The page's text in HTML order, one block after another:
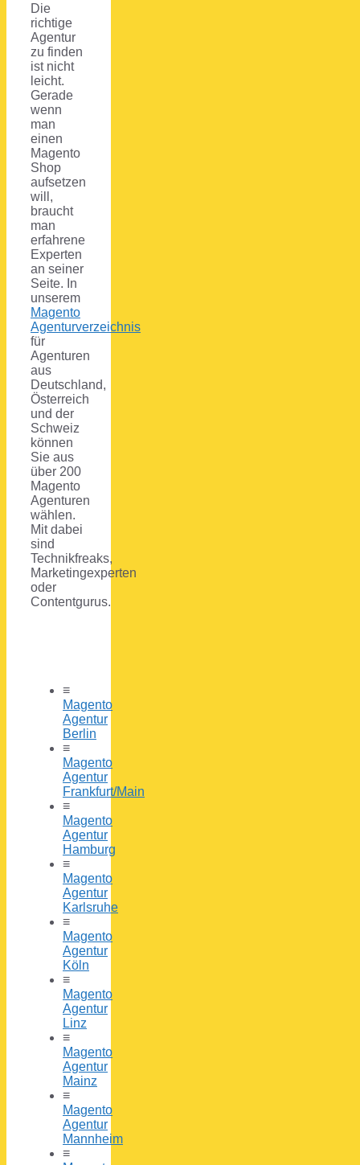
Die
richtige
Agentur
zu finden
ist nicht
leicht.
Gerade
wenn
man
einen
Magento
Shop
aufsetzen
will,
braucht
man
erfahrene
Experten
an seiner
Seite. In
unserem
Magento
Agenturverzeichnis
für
Agenturen
aus
Deutschland,
Österreich
und der
Schweiz
können
Sie aus
über 200
Magento
Agenturen
wählen.
Mit dabei
sind
Technikfreaks,
Marketingexperten
oder
Contentgurus.
≡
Magento
Agentur
Berlin
≡
Magento
Agentur
Frankfurt/Main
≡
Magento
Agentur
Hamburg
≡
Magento
Agentur
Karlsruhe
≡
Magento
Agentur
Köln
≡
Magento
Agentur
Linz
≡
Magento
Agentur
Mainz
≡
Magento
Agentur
Mannheim
≡